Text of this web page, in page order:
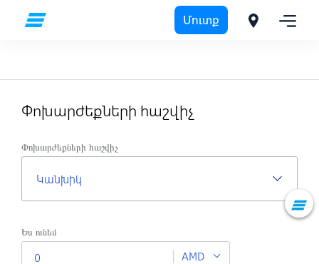
Մուտք
Փոխարժեքների հաշվիչ
Փոխարժեքների հաշվիչ
Կանխիկ
Ես ունեմ
AMD